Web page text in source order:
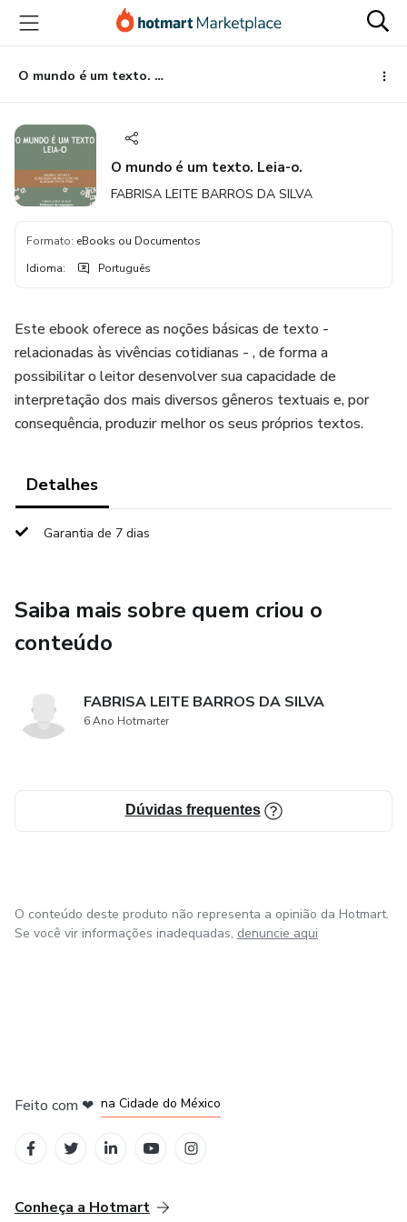
para
conteúdo
principal
para
pagamento
para
rodapé
O mundo é um texto. Leia-o.
O mundo é um texto. Leia-o.
FABRISA LEITE BARROS DA SILVA
Formato: eBooks ou Documentos
Idioma: Português
Este ebook oferece as noções básicas de texto -
relacionadas às vivências cotidianas - , de forma a
possibilitar o leitor desenvolver sua capacidade de
interpretação dos mais diversos gêneros textuais e, por
consequência, produzir melhor os seus próprios textos.
Detalhes
Garantia de 7 dias
Saiba mais sobre quem criou o
conteúdo
FABRISA LEITE BARROS DA SILVA
6 Ano Hotmarter
Dúvidas frequentes
O conteúdo deste produto não representa a opinião da Hotmart.
Se você vir informações inadequadas, denuncie aqui
Feito com ❤ na Cidade do México
Conheça a Hotmart